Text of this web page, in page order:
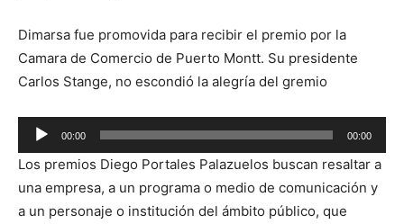
Dimarsa fue promovida para recibir el premio por la
Camara de Comercio de Puerto Montt. Su presidente
Carlos Stange, no escondió la alegría del gremio
Reproductor
de
audio
00:00 00:00
Los premios Diego Portales Palazuelos buscan resaltar a
una empresa, a un programa o medio de comunicación y
a un personaje o institución del ámbito público, que